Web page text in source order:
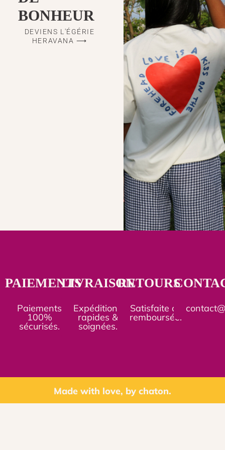
BONHEUR
DEVIENS L'ÉGÉRIE
HERAVANA ⟶
PAIEMENTS
Paiements
100%
sécurisés.
LIVRAISON
Expéditions
rapides &
soignées.
RETOURS
Satisfaite ou
remboursée.
Made with love, by chaton.